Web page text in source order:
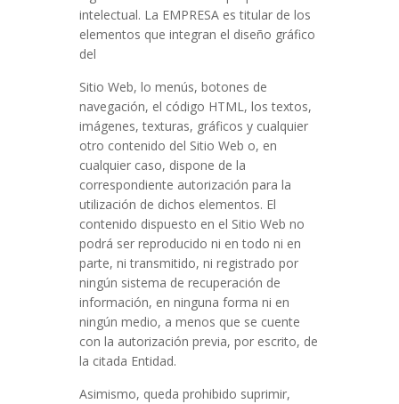
intelectual. La EMPRESA es titular de los
elementos que integran el diseño gráfico
del
Sitio Web, lo menús, botones de
navegación, el código HTML, los textos,
imágenes, texturas, gráficos y cualquier
otro contenido del Sitio Web o, en
cualquier caso, dispone de la
correspondiente autorización para la
utilización de dichos elementos. El
contenido dispuesto en el Sitio Web no
podrá ser reproducido ni en todo ni en
parte, ni transmitido, ni registrado por
ningún sistema de recuperación de
información, en ninguna forma ni en
ningún medio, a menos que se cuente
con la autorización previa, por escrito, de
la citada Entidad.
Asimismo, queda prohibido suprimir,